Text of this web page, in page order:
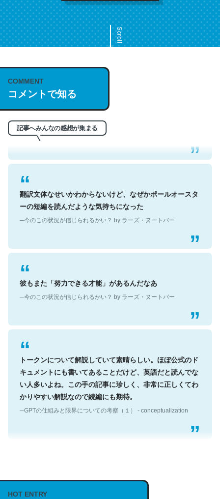
Scroll
COMMENT
コメントで知る
記事へみんなの感想が集まる
これは名文。彼はとてもクレバーなんだろうなと凄く思
う。英語少しでも読める人は原文もお勧め。自分はこの流
れ好き。Let’s Fucking Go. Then Covid hit. Shit.
─今のこの状況が信じられるかい？ by ラーズ・ヌートバー
翻訳文体なせいかわからないけど、なぜかポールオースタ
ーの短編を読んだような気持ちになった
彼もまた「努力できる才能」があるんだなあ
トークンについて解説していて素晴らしい。ほぼ公式のド
キュメントにも書いてあることだけど、英語だと読んでな
い人多いよね。この手の記事に珍しく、非常に正しくてわ
かりやすい解説なので続編にも期待。
説してる記事が少ないので貴重な良記事。/続編来た
https://isobe324649.hatenablog.com/entry/2023/03/27
HOT ENTRY